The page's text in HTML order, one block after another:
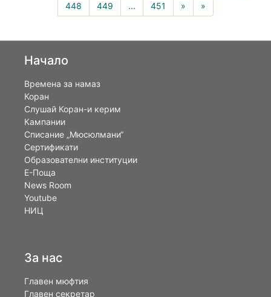
448 449 ... 451 » »
Начало
Времена за намаз
Коран
Слушай Коран-и керим
Кампании
Списание „Мюсюлмани“
Сертификати
Образователни институции
Е-Поща
News Room
Youtube
НИЦ
За нас
Главен мюфтия
Главен секретар